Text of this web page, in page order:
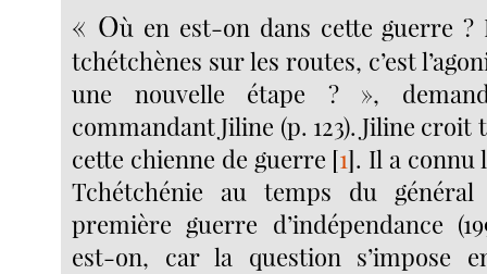
« Où en est-on dans cette guerre ?
tchétchènes sur les routes, c’est
une nouvelle étape ? »,
commandant Jiline (p. 123). Jiline
cette chienne de guerre [1]. Il a connu
Tchétchénie au temps du
première guerre d’indépendance
est-on, car la question s’impose